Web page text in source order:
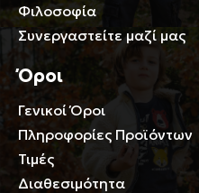
Φιλοσοφία
Συνεργαστείτε μαζί μας
Όροι
Γενικοί Όροι
Πληροφορίες Προϊόντων
Τιμές
Διαθεσιμότητα